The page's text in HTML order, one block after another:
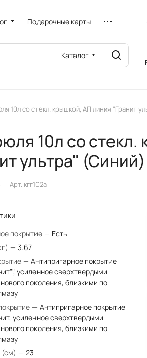
Подарочные карты
Каталог
10л со стекл. крышкой, АП линия "Гранит
10л со
ультра" (Синий)
Арт. кгг102а
покрытие — Есть
— 3.67
— Антипригарное покрытие
усиленное сверхтвердыми
поколения, близкими по
— Антипригарное покрытие
усиленное сверхтвердыми
поколения, близкими по
(см) — 23